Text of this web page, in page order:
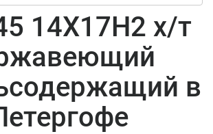
14Х17Н2 х/т
в